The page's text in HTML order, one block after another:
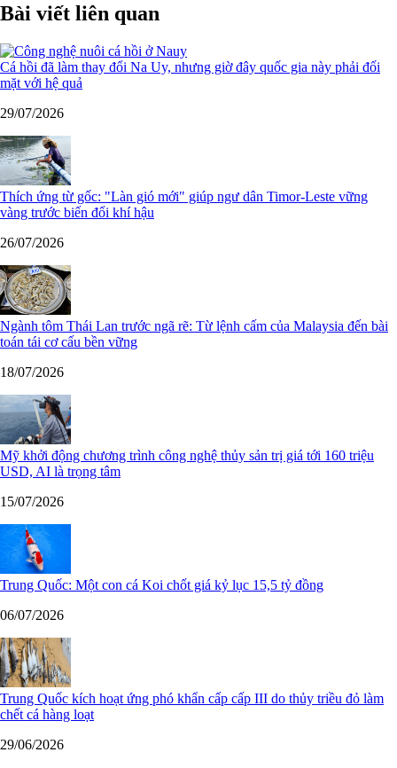
Bài viết liên quan
Cá hồi đã làm thay đổi Na Uy, nhưng giờ đây quốc gia này phải đối
mặt với hệ quả
29/07/2026
Thích ứng từ gốc: "Làn gió mới" giúp ngư dân Timor-Leste vững
vàng trước biến đổi khí hậu
26/07/2026
Ngành tôm Thái Lan trước ngã rẽ: Từ lệnh cấm của Malaysia đến bài
toán tái cơ cấu bền vững
18/07/2026
Mỹ khởi động chương trình công nghệ thủy sản trị giá tới 160 triệu
USD, AI là trọng tâm
15/07/2026
Trung Quốc: Một con cá Koi chốt giá kỷ lục 15,5 tỷ đồng
06/07/2026
Trung Quốc kích hoạt ứng phó khẩn cấp cấp III do thủy triều đỏ làm
chết cá hàng loạt
29/06/2026